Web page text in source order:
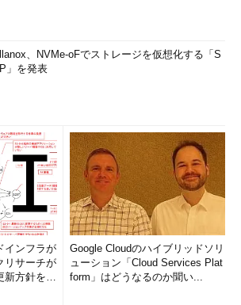
、NVMe-oFでストレージを仮想化する「S
」を発表
インフラが
リサーチが
新方針を調
Google Cloudのハイブリッドソリ
ューション「Cloud Services Plat
form」はどうなるのか聞い...